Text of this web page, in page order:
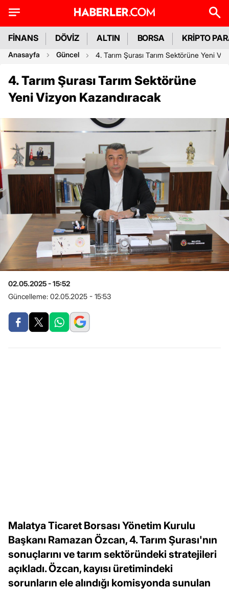
FİNANS DÖVİZ ALTIN BORSA KRİPTO
Anasayfa Güncel 4. Tarım Şurası Tarım Sektörüne Yeni
4. Tarım Şurası Tarım Sektörüne
Yeni Vizyon Kazandıracak
02.05.2025 - 15:52
Güncelleme: 02.05.2025 - 15:53
Malatya Ticaret Borsası Yönetim Kurulu
Başkanı Ramazan Özcan, 4. Tarım Şurası'nın
sonuçlarını ve tarım sektöründeki stratejileri
açıkladı. Özcan, kayısı üretimindeki
sorunların ele alındığı komisyonda sunulan